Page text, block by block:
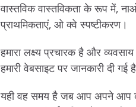
वास्तविक वास्तविकता के रूप में,
प्राथमिकताएं, ओ क्वे स्पष्टीकरण।
हमारा लक्ष्य प्रचारक है और
हमारी वेबसाइट पर जानकारी दी
यही वह समय है जब आप अपने आप को